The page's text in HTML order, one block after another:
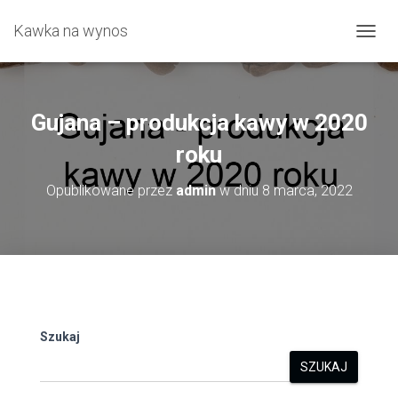
Kawka na wynos
R
Ą
Gujana – produkcja kawy w 2020
roku
Opublikowane przez adminw dniu 8 marca, 2022
Szukaj
SZUKAJ